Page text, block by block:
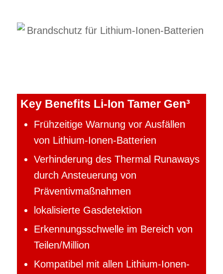
Key Benefits Li-Ion Tamer Gen³
Frühzeitige Warnung vor Ausfällen
von Lithium-Ionen-Batterien
Verhinderung des Thermal Runaways
durch Ansteuerung von
Präventivmaßnahmen
lokalisierte Gasdetektion
Erkennungsschwelle im Bereich von
Teilen/Million
Kompatibel mit allen Lithium-Ionen-